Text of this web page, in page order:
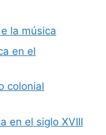
la música
en el
colonial
en el siglo XVIII